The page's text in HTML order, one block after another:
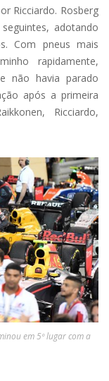
Ricciardo. Rosberg
adotando
Com pneus mais
rapidamente,
não havia parado
após a primeira
Ricciardo,
em 5º lugar com a